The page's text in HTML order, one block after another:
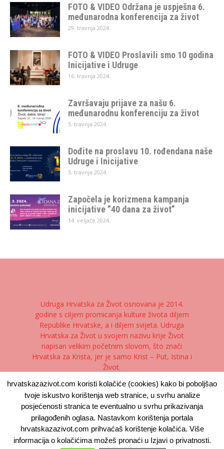
FOTO & VIDEO Održana je uspješna 6.
međunarodna konferencija za život
29. travnja 2024.
FOTO & VIDEO Proslavili smo 10 godina
Inicijative i Udruge
16. travnja 2024.
Završavaju prijave za našu 6.
međunarodnu konferenciju za život
5. travnja 2024.
Dođite na proslavu 10. rođendana naše
Udruge i Inicijative
5. travnja 2024.
Započela je korizmena kampanja
inicijative ”40 dana za život”
14. veljače 2024.
Udruga Hrvatska za Život osnovana je 2014.
godine s ciljem promicanja kulture života diljem
Republike Hrvatske, a i diljem svijeta. Udruga
Hrvatska za Život u svojem nazivu krije Život
napisan velikim početnim slovom, što znači
Hrvatska za Krista, jer je samo Krist – Put, Istina i
Život.
Kontaktirajte nas:kontakt@hrvatskazazivot.com
Kontakt Izjava o privatnosti Uvjeti korištenja
hrvatskazazivot.com koristi kolačiće (cookies) kako bi poboljšao
tvoje iskustvo korištenja web stranice, u svrhu analize
posjećenosti stranica te eventualno u svrhu prikazivanja
prilagođenih oglasa. Nastavkom korištenja portala
hrvatskazazivot.com prihvaćaš korištenje kolačića. Više
informacija o kolačićima možeš pronaći u Izjavi o privatnosti.